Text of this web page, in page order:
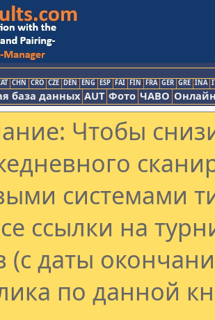
CHN CRO CZE DEN ENG ESP FAI FIN FRA GER GRE INA
база данных AUT Фото ЧАВО
Чтобы
системами
ссылки на
(с даты
по данной